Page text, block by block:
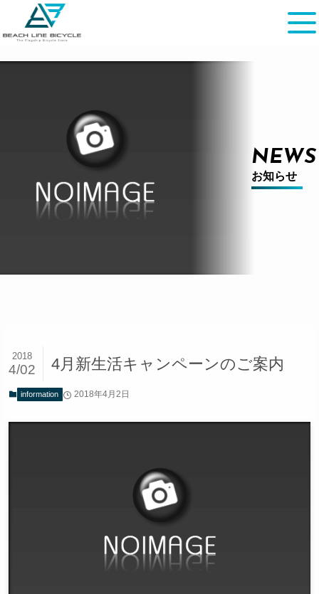
NEWS
お知らせ
4月新生活キャンペーンのご案内
2018
4/02
information 2018年4月2日